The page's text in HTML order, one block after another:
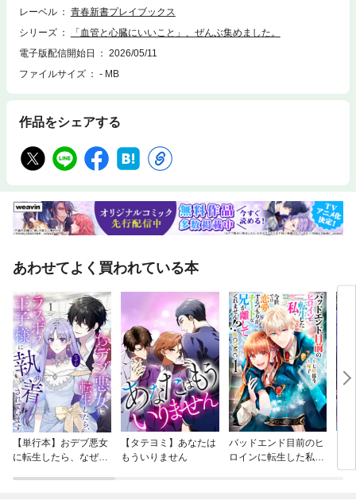
レーベル
青春新書プレイブックス
シリーズ
「血管と心臓にいいこと」、ぜんぶ集めました。
電子版配信開始日
2026/05/11
ファイルサイズ
- MB
作品をシェアする
あわせてよく買われている本
【単行本】おデブ悪女
に転生したら、なぜか
【タテヨミ】あなたは
もういりません
バッドエンド目前のヒ
ロインに転生した私、